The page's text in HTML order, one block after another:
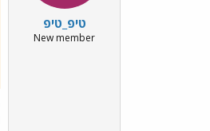
טיפ_טיפ
New member